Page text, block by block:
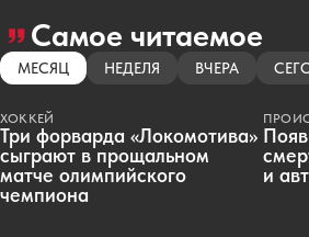
Самое читаемое
МЕСЯЦ НЕДЕЛЯ ВЧЕРА
ХОККЕЙ
Три форварда «Локомотива»
сыграют в прощальном
матче олимпийского
чемпиона
и